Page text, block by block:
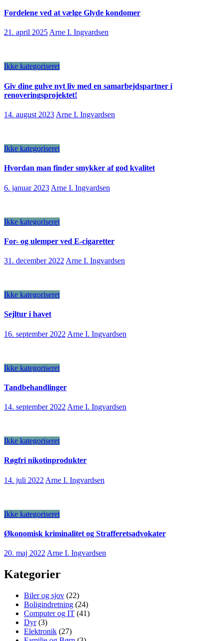
Fordelene ved at vælge Glyde kondomer
21. april 2025Arne I. Ingvardsen
Ikke kategoriseret
Giv dine gulve nyt liv med en samarbejdspartner i
renoveringsprojektet!
14. august 2023 Arne I. Ingvardsen
Ikke kategoriseret
Hvordan man finder smykker af god kvalitet
6. januar 2023 Arne I. Ingvardsen
Ikke kategoriseret
For- og ulemper ved E-cigaretter
31. december 2022 Arne I. Ingvardsen
Ikke kategoriseret
Sejltur i havet
16. september 2022 Arne I. Ingvardsen
Ikke kategoriseret
Tandbehandlinger
14. september 2022 Arne I. Ingvardsen
Ikke kategoriseret
Røgfri nikotinprodukter
14. juli 2022 Arne I. Ingvardsen
Ikke kategoriseret
Økonomisk kriminalitet og Strafferetsadvokater
20. maj 2022 Arne I. Ingvardsen
Kategorier
Biler og sjov (22)
Boligindretning (24)
Computer og IT (41)
Dyr(3)
Elektronik (27)